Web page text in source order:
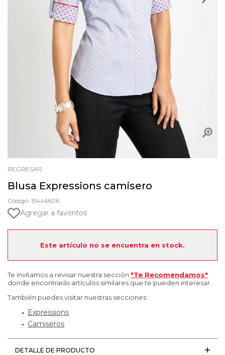
REGRESAR
Blusa Expressions camisero
Código: 15446606
Agregar a favoritos
Este artículo no se encuentra en stock.
Te invitamos a revisar nuestra sección "Te Recomendamos"
donde encontrarás artículos similares que te pueden interesar.
También puedes visitar nuestras secciones:
Expressions
Camiseros
DETALLE DE PRODUCTO